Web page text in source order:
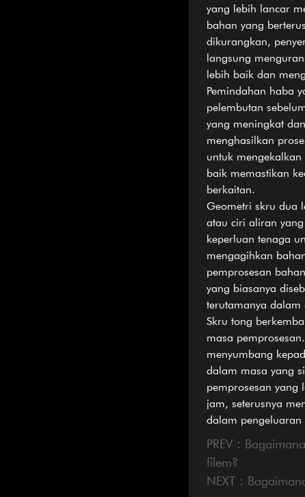
yang lebih lancar
bahan yang
dikurangkan,
langsung
lebih baik dan
Pemindahan haba
pelembutan
yang meningkat
menghasilkan
untuk
baik memastikan
berkaitan.
Geometri skru dua
atau ciri aliran
keperluan tenaga
mengagihkan
pemprosesan
yang biasanya
terutamanya
Skru tong
masa
menyumbang
dalam masa yang
pemprosesan
jam, seterusnya
dalam
PREV：
filem?
NEXT：